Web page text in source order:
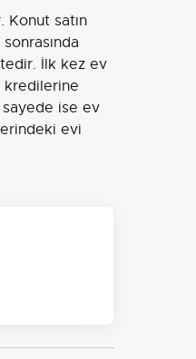
Konut satın
İlk kez ev
kredilerine
sayede ise ev
evi